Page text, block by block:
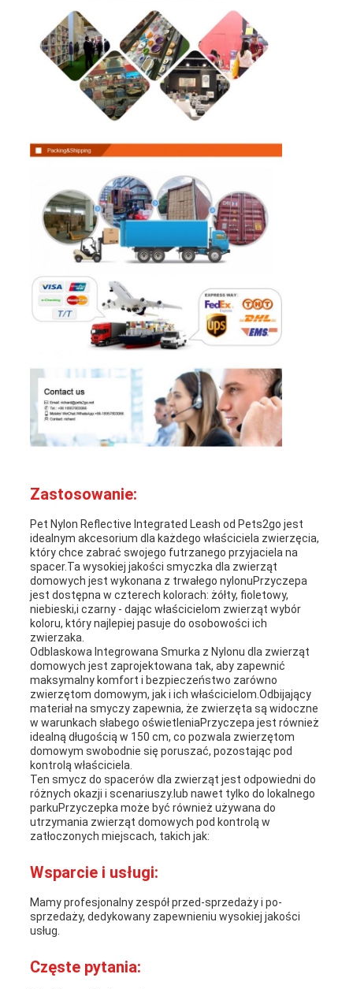
Zastosowanie:
Pet Nylon Reflective Integrated Leash od Pets2go jest
idealnym akcesorium dla każdego właściciela zwierzęcia,
który chce zabrać swojego futrzanego przyjaciela na
spacer.Ta wysokiej jakości smyczka dla zwierząt
domowych jest wykonana z trwałego nylonuPrzyczepa
jest dostępna w czterech kolorach: żółty, fioletowy,
niebieski,i czarny - dając właścicielom zwierząt wybór
koloru, który najlepiej pasuje do osobowości ich
zwierzaka.
Odblaskowa Integrowana Smurka z Nylonu dla zwierząt
domowych jest zaprojektowana tak, aby zapewnić
maksymalny komfort i bezpieczeństwo zarówno
zwierzętom domowym, jak i ich właścicielom.Odbijający
materiał na smyczy zapewnia, że zwierzęta są widoczne
w warunkach słabego oświetleniaPrzyczepa jest również
idealną długością w 150 cm, co pozwala zwierzętom
domowym swobodnie się poruszać, pozostając pod
kontrolą właściciela.
Ten smycz do spacerów dla zwierząt jest odpowiedni do
różnych okazji i scenariuszy.lub nawet tylko do lokalnego
parkuPrzyczepka może być również używana do
utrzymania zwierząt domowych pod kontrolą w
zatłoczonych miejscach, takich jak:
Wsparcie i usługi:
Mamy profesjonalny zespół przed-sprzedaży i po-
sprzedaży, dedykowany zapewnieniu wysokiej jakości
usług.
Częste pytania: